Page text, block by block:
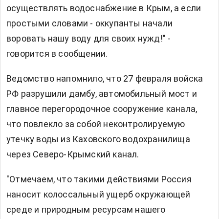
осуществлять водоснабжение в Крым, а если
простыми словами - оккупанты начали
воровать нашу воду для своих нужд!" -
говорится в сообщении.
Ведомство напомнило, что 27 февраля войска
РФ разрушили дамбу, автомобильный мост и
главное перегородочное сооружение канала,
что повлекло за собой неконтролируемую
утечку воды из Каховского водохранилища
через Северо-Крымский канал.
"Отмечаем, что такими действиями Россия
наносит колоссальный ущерб окружающей
среде и природным ресурсам нашего